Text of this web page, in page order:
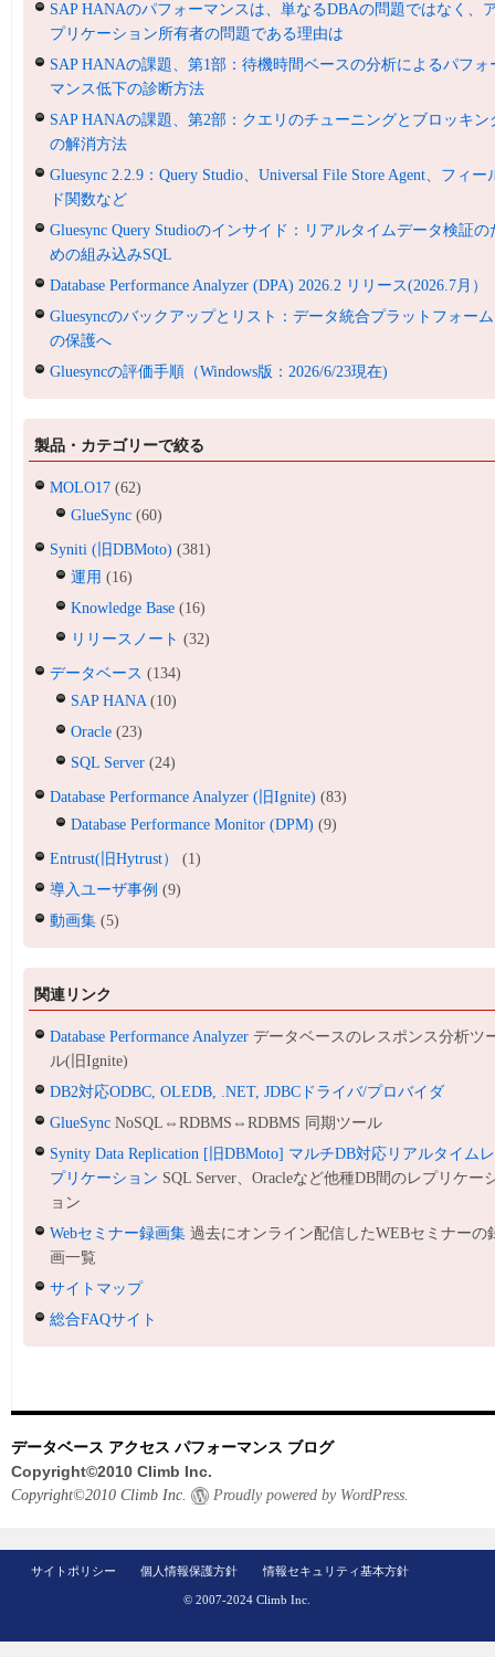
SAP HANAのパフォーマンスは、単なるDBAの問題ではなく、
プリケーション所有者の問題である理由は
SAP HANAの課題、第1部：待機時間ベースの分析によるパフォ
マンス低下の診断方法
SAP HANAの課題、第2部：クエリのチューニングとブロッキン
の解消方法
Gluesync 2.2.9：Query Studio、Universal File Store Agent、フィー
ド関数など
Gluesync Query Studioのインサイド：リアルタイムデータ検証の
めの組み込みSQL
Database Performance Analyzer (DPA) 2026.2 リリース(2026.7月）
Gluesyncのバックアップとリスト：データ統合プラットフォーム
の保護へ
Gluesyncの評価手順（Windows版：2026/6/23現在)
製品・カテゴリーで絞る
MOLO17 (62)
GlueSync (60)
Syniti (旧DBMoto) (381)
運用 (16)
Knowledge Base (16)
リリースノート (32)
データベース (134)
SAP HANA(10)
Oracle (23)
SQL Server (24)
Database Performance Analyzer (旧Ignite) (83)
Database Performance Monitor (DPM) (9)
Entrust(旧Hytrust）
(1)
導入ユーザ事例 (9)
動画集 (5)
関連リンク
Database Performance Analyzer データベースのレスポンス分析ツ
ル(旧Ignite)
DB2対応ODBC, OLEDB, .NET, JDBCドライバ/プロバイダ
GlueSync NoSQL⇔RDBMS⇔RDBMS 同期ツール
Synity Data Replication [旧DBMoto] マルチDB対応リアルタイムレ
プリケーション SQL Server、Oracleなど他種DB間のレプリケー
ョン
Webセミナー録画集 過去にオンライン配信したWEBセミナーの
画一覧
サイトマップ
総合FAQサイト
データベース アクセス パフォーマンス ブログ
Copyright©2010 Climb Inc.
Copyright©2010 Climb Inc. Proudly powered by WordPress.
サイトポリシー 個人情報保護方針 情報セキュリティ基本方針
© 2007-2024 Climb Inc.